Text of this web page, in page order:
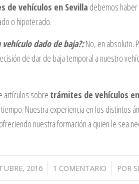
de vehículos en Sevilla debemos haber
o hipotecado.
vehículo dado de baja?:No, en absoluto.
de dar de baja temporal a nuestro
artículos sobre trámites de vehículos
Nuestra experiencia en los distintos
nuestra formación a quien le sea
2016
/ 1 COMENTARIO
/ POR